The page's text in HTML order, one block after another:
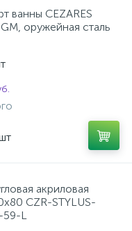
ванны CEZARES
оружейная сталь
акриловая
CZR-STYLUS-
59-L